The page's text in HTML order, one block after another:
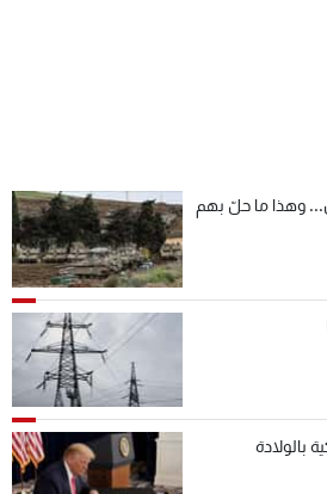
وهذا ما حلّ بهم
بالولادة